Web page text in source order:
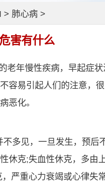
> 肺心病>
害有什么
老年慢性疾病，早起症状
容易引起人们的注意，很
恶化。
多见，一旦发生，预后
休克;失血性休克，多由
严重心力衰竭或心律失